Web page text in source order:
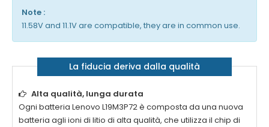
Note :
11.58V and 11.1V are compatible, they are in common use.
La fiducia deriva dalla qualità
Alta qualità, lunga durata
Ogni batteria Lenovo L19M3P72è composta da una nuova
batteria agli ioni di litio di alta qualità, che utilizza il chip di